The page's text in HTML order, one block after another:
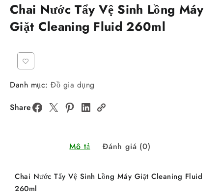
Chai Nước Tẩy Vệ Sinh Lồng Máy
Giặt Cleaning Fluid 260ml
Danh mục: Đồ gia dụng
Share
Mô tả Đánh giá (0)
Chai Nước Tẩy Vệ Sinh Lồng Máy Giặt Cleaning Fluid
260ml